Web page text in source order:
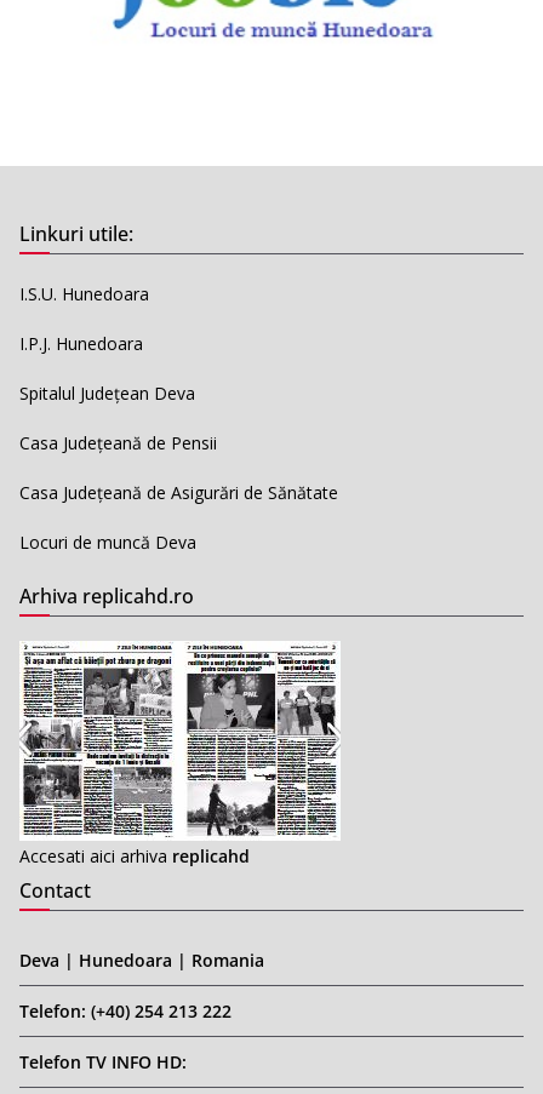
Linkuri utile:
I.S.U. Hunedoara
I.P.J. Hunedoara
Spitalul Județean Deva
Casa Județeană de Pensii
Casa Județeană de Asigurări de Sănătate
Locuri de muncă Deva
Arhiva replicahd.ro
Accesati aici arhiva replicahd
Contact
Deva | Hunedoara | Romania
Telefon: (+40) 254 213 222
Telefon TV INFO HD: